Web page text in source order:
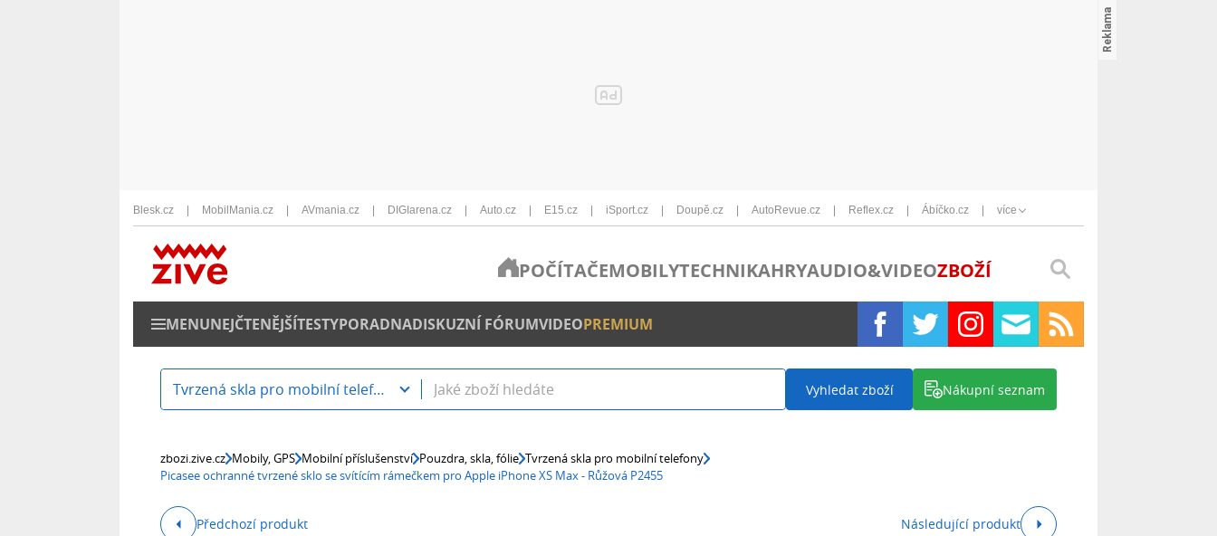
Blesk.cz MobilMania.cz AVmania.cz DIGIarena.cz Auto.cz E15.cz iSport.cz Doupě.cz AutoRevue.cz Reflex.cz Ábíčko.cz více
POČÍTAČEMOBILYTECHNIKAHRYAUDIO&VIDEOZBOŽÍ
MENUNEJČTENĚJŠÍTESTYPORADNADISKUZNÍ FÓRUMVIDEOPREMIUM
Tvrzená skla pro mobilní telefony Vyhledat zboží Nákupní seznam
zbozi.zive.cz Mobily, GPS Mobilní příslušenství Pouzdra, skla, fólie Tvrzená skla pro mobilní telefony
Picasee ochranné tvrzené sklo se svítícím rámečkem pro Apple iPhone XS Max - Růžová P2455
Předchozí produkt Následující produkt